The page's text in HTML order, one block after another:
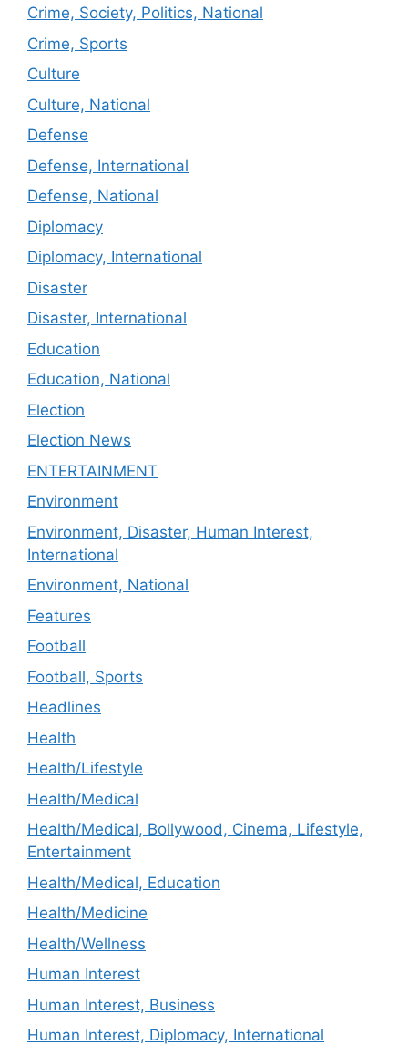
Crime, Society, Politics, National
Crime, Sports
Culture
Culture, National
Defense
Defense, International
Defense, National
Diplomacy
Diplomacy, International
Disaster
Disaster, International
Education
Education, National
Election
Election News
ENTERTAINMENT
Environment
Environment, Disaster, Human Interest,
International
Environment, National
Features
Football
Football, Sports
Headlines
Health
Health/Lifestyle
Health/Medical
Health/Medical, Bollywood, Cinema, Lifestyle,
Entertainment
Health/Medical, Education
Health/Medicine
Health/Wellness
Human Interest
Human Interest, Business
Human Interest, Diplomacy, International